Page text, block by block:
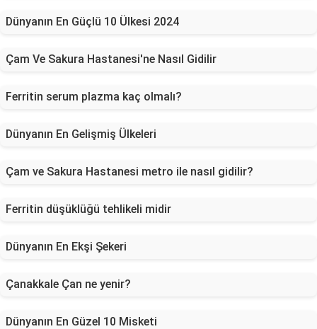
Dünyanın En Güçlü 10 Ülkesi 2024
Çam Ve Sakura Hastanesi'ne Nasıl Gidilir
Ferritin serum plazma kaç olmalı?
Dünyanın En Gelişmiş Ülkeleri
Çam ve Sakura Hastanesi metro ile nasıl gidilir?
Ferritin düşüklüğü tehlikeli midir
Dünyanın En Ekşi Şekeri
Çanakkale Çan ne yenir?
Dünyanın En Güzel 10 Misketi